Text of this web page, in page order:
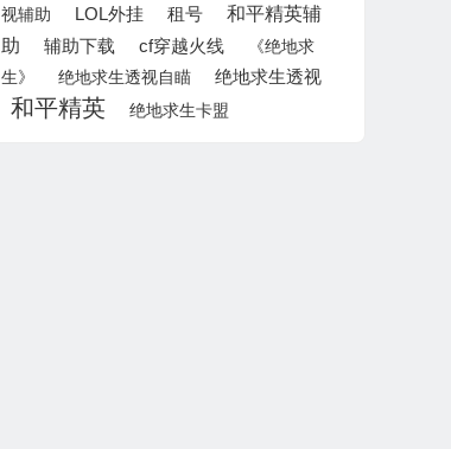
视辅助
LOL外挂 租号
和平精英辅
助
辅助下载 cf穿越火线
《绝地求
生》
绝地求生透视自瞄 绝地求生透视
和平精英 绝地求生卡盟